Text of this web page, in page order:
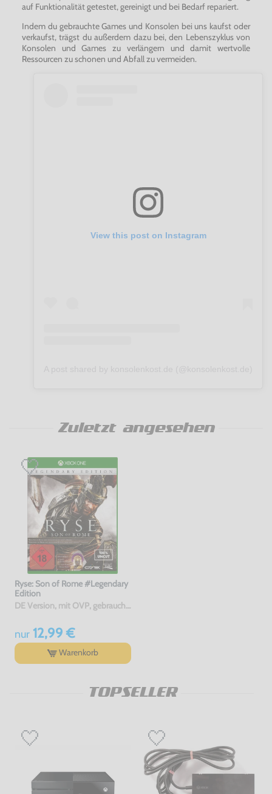
auf Funktionalität getestet, gereinigt und bei Bedarf repariert.
Indem du gebrauchte Games und Konsolen bei uns kaufst oder
verkaufst, trägst du außerdem dazu bei, den Lebenszyklus von
Konsolen und Games zu verlängern und damit wertvolle
Ressourcen zu schonen und Abfall zu vermeiden.
View this post on Instagram
Zuletzt angesehen
Ryse: Son of Rome #Legendary
Edition
DE Version, mit OVP, gebraucht, USK18
nur12,99 €
Warenkorb
TOPSELLER